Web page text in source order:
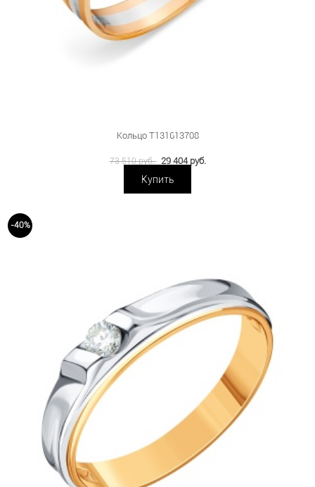
Кольцо Т131613708
73 510 руб. 29 404 руб.
Купить
-40%